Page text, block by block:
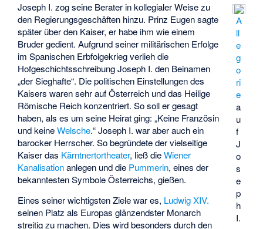
A
ll
e
g
o
ri
e
a
u
f
J
o
s
e
p
h
I.
Joseph I. zog seine Berater in kollegialer Weise zu
den Regierungsgeschäften hinzu. Prinz Eugen sagte
später über den Kaiser, er habe ihm wie einem
Bruder gedient. Aufgrund seiner militärischen Erfolge
im Spanischen Erbfolgekrieg verlieh die
Hofgeschichtsschreibung Joseph I. den Beinamen
„der Sieghafte“. Die politischen Einstellungen des
Kaisers waren sehr auf Österreich und das Heilige
Römische Reich konzentriert. So soll er gesagt
haben, als es um seine Heirat ging: „Keine Französin
und keineWelsche.“ Joseph I. war aber auch ein
barocker Herrscher. So begründete der vielseitige
Kaiser das Kärntnertortheater, ließ dieWiener
Kanalisationanlegen und die Pummerin, eines der
bekanntesten Symbole Österreichs, gießen.
Eines seiner wichtigsten Ziele war es, Ludwig XIV.
seinen Platz als Europas glänzendster Monarch
streitig zu machen. Dies wird besonders durch den